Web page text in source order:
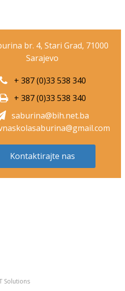
br. 4, Stari Grad, 71000
Sarajevo
+ 387 (0)33 538 340
+ 387 (0)33 538 340
saburina@bih.net.ba
Kontaktirajte nas
Solutions